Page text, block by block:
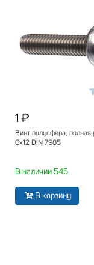
1 ₽
Винт полусфера, полная
6х12 DIN 7985
В наличии 545
В корзину